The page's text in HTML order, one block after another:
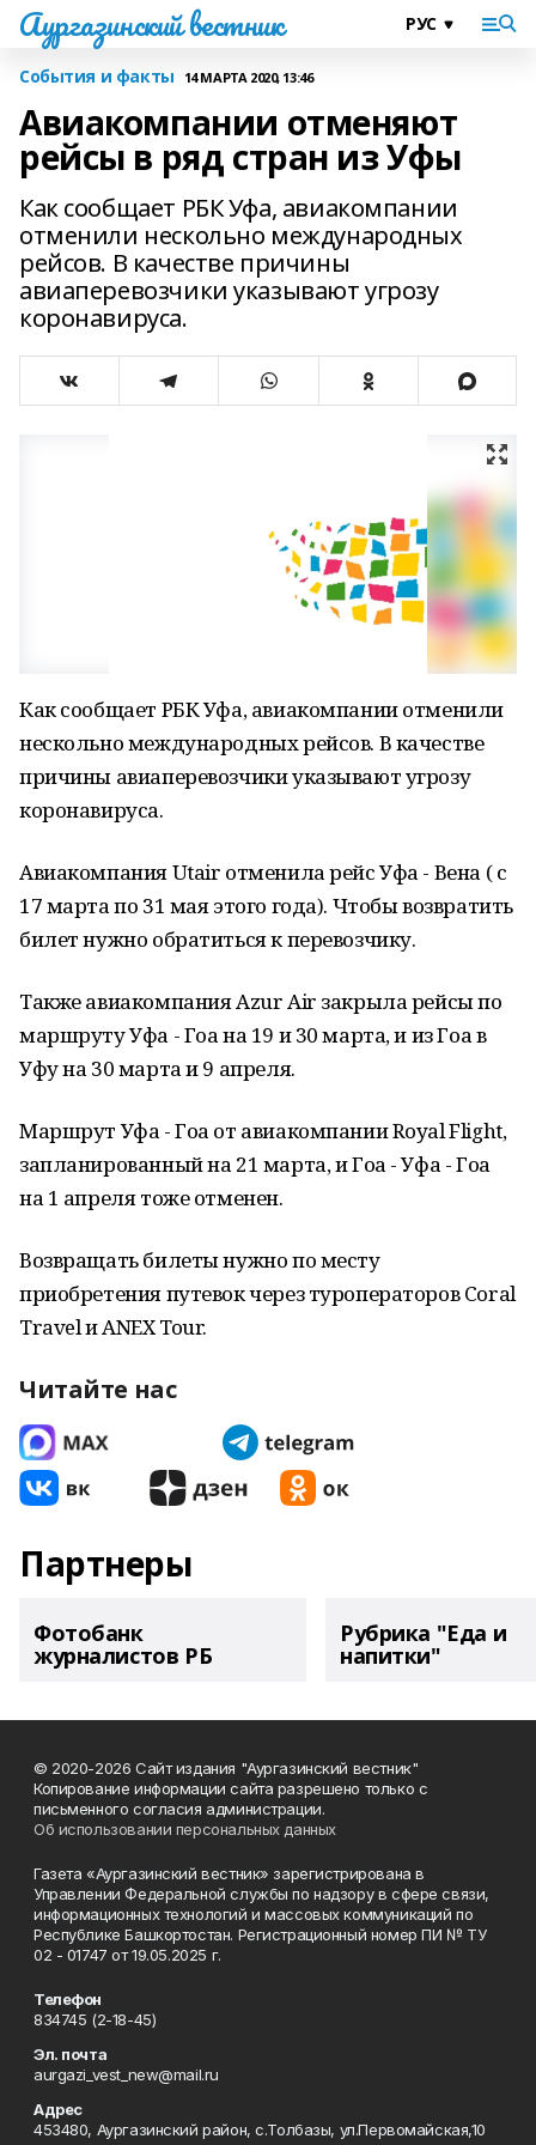
Аургазинский вестник
События и факты 14 МАРТА 2020, 13:46
Авиакомпании отменяют
рейсы в ряд стран из Уфы
Как сообщает РБК Уфа, авиакомпании
отменили нескольно международных
рейсов. В качестве причины
авиаперевозчики указывают угрозу
коронавируса.
Как сообщает РБК Уфа, авиакомпании отменили
нескольно международных рейсов. В качестве
причины авиаперевозчики указывают угрозу
коронавируса.
Авиакомпания Utair отменила рейс Уфа - Вена ( с
17 марта по 31 мая этого года). Чтобы возвратить
билет нужно обратиться к перевозчику.
Также авиакомпания Azur Air закрыла рейсы по
маршруту Уфа - Гоа на 19 и 30 марта, и из Гоа в
Уфу на 30 марта и 9 апреля.
Маршрут Уфа - Гоа от авиакомпании Royal Flight,
запланированный на 21 марта, и Гоа - Уфа - Гоа
на 1 апреля тоже отменен.
Возвращать билеты нужно по месту
приобретения путевок через туроператоров Coral
Travel и ANEX Tour.
Читайте нас
Партнеры
Фотобанк
журналистов РБ
Рубрика "Еда и
напитки"
© 2020-2026 Сайт издания "Аургазинский вестник"
Копирование информации сайта разрешено только с
письменного согласия администрации.
Об использовании персональных данных
Газета «Аургазинский вестник» зарегистрирована в
Управлении Федеральной службы по надзору в сфере связи,
информационных технологий и массовых коммуникаций по
Республике Башкортостан. Регистрационный номер ПИ № ТУ
02 - 01747 от 19.05.2025 г.
Телефон
834745 (2-18-45)
Эл. почта
aurgazi_vest_new@mail.ru
Адрес
453480, Аургазинский район, с.Толбазы, ул.Первомайская,10